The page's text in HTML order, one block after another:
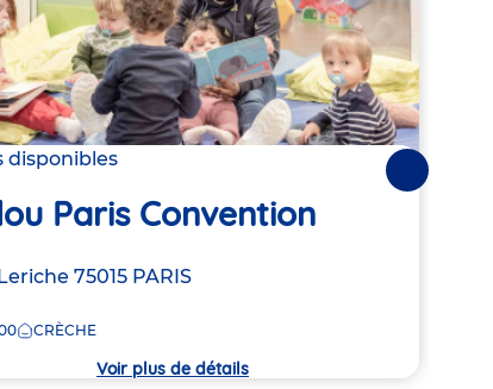
disponibles
Paris Convention
75015 PARIS
CRÈCHE
Voir plus de détails
Suivantes